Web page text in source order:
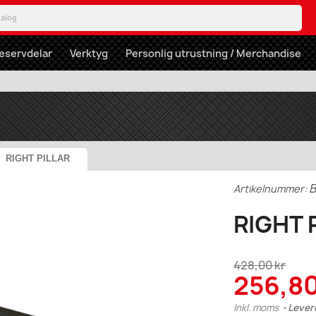
Verktyg Personlig utrustning / Merchandise
RIGHT PILLAR
Artikelnummer:
RIGHT
428,00 kr
Inkl. moms